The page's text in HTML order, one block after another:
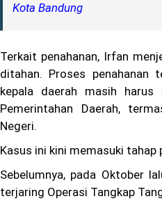
Kota Bandung
Terkait penahanan, Irfan
ditahan. Proses penahanan
kepala daerah masih harus
Pemerintahan Daerah,
Negeri.
Kasus ini kini memasuki tahap
Sebelumnya, pada Oktober
terjaring Operasi Tangkap